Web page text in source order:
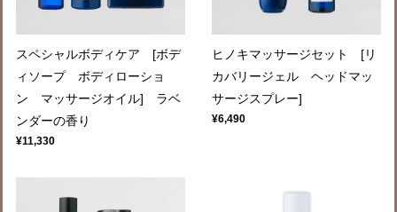
スペシャルボディケア [ボデ
ィソープ ボディローショ
ン マッサージオイル] ラベ
ンダーの香り
¥11,330
ヒノキマッサージセット [リ
カバリージェル ヘッドマッ
サージスプレー]
¥6,490